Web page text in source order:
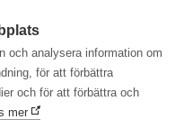
och analysera information om
för att förbättra
och för att förbättra och
mer